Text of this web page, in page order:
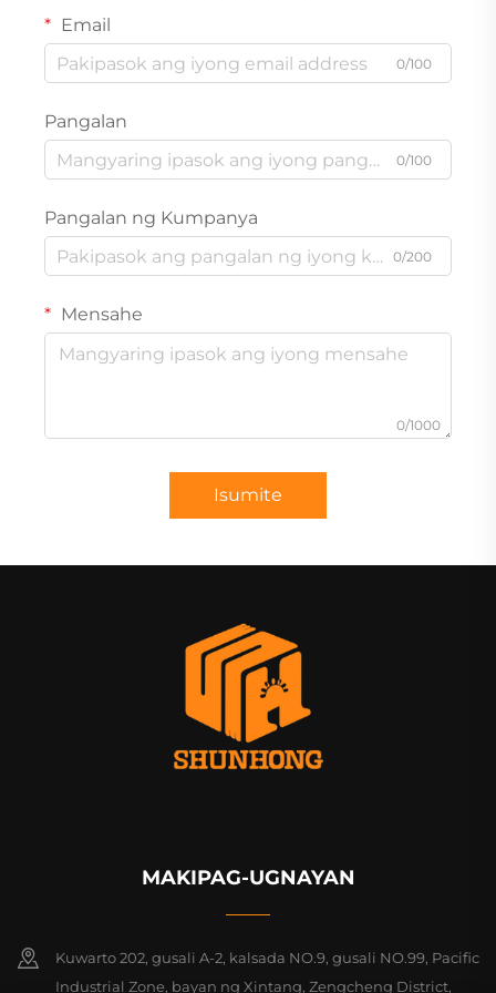
Email
0/100
Pangalan
0/100
Pangalan ng Kumpanya
0/200
Mensahe
0/1000
Isumite
MAKIPAG-UGNAYAN
Kuwarto 202, gusali A-2, kalsada NO.9, gusali NO.99, Pacific
Industrial Zone, bayan ng Xintang, Zengcheng District,